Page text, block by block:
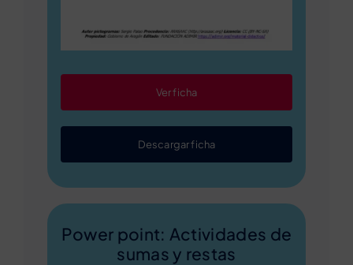
Ver ficha
Descargar ficha
Power point: Actividades de
sumas y restas